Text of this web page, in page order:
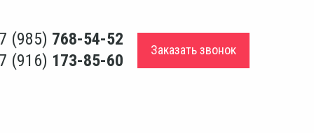
(985) 768-54-52
(916) 173-85-60
Заказать звонок